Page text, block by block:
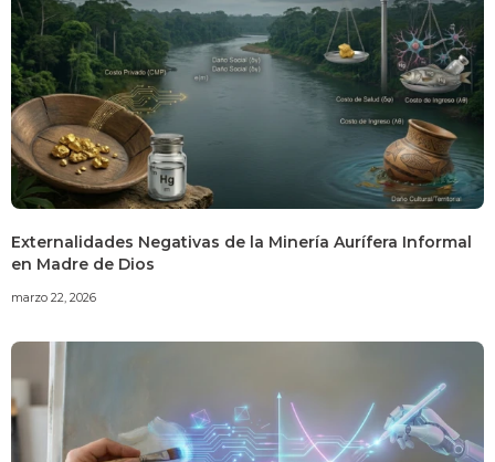
Externalidades Negativas de la Minería Aurífera Informal
en Madre de Dios
marzo 22, 2026